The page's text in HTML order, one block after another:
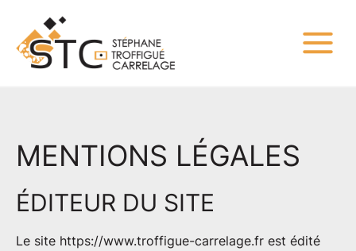
MENTIONS LÉGALES
ÉDITEUR DU SITE
Le site https://www.troffigue-carrelage.fr est édité